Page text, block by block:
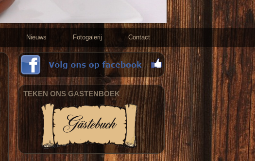
Nieuws Fotogalerij Contact
TEKEN ONS GASTENBOEK